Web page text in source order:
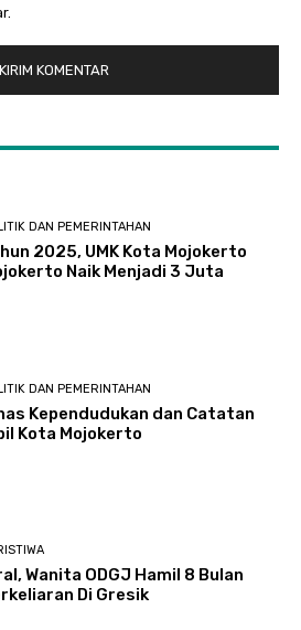
DAN PEMERINTAHAN
2025, UMK Kota Mojokerto
Naik Menjadi 3 Juta
DAN PEMERINTAHAN
Kependudukan dan Catatan
Kota Mojokerto
Wanita ODGJ Hamil 8 Bulan
Di Gresik